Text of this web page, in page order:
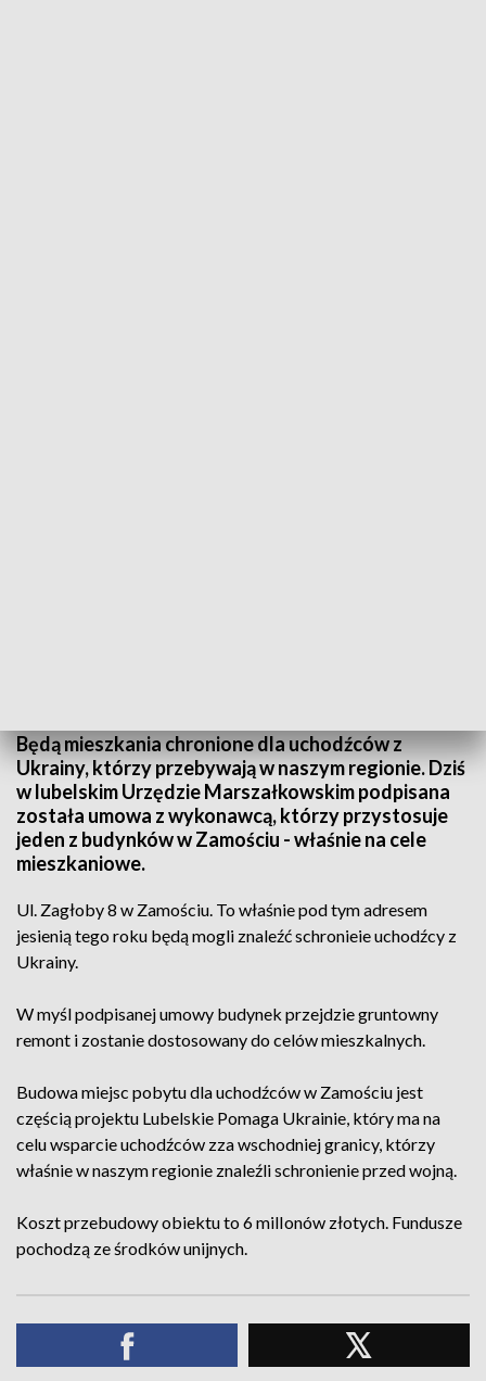
Będą mieszkania chronione dla uchodźców z
Ukrainy, którzy przebywają w naszym regionie. Dziś
w lubelskim Urzędzie Marszałkowskim podpisana
została umowa z wykonawcą, którzy przystosuje
jeden z budynków w Zamościu - właśnie na cele
mieszkaniowe.
Ul. Zagłoby 8 w Zamościu. To właśnie pod tym adresem
jesienią tego roku będą mogli znaleźć schronieie uchodźcy z
Ukrainy.
W myśl podpisanej umowy budynek przejdzie gruntowny
remont i zostanie dostosowany do celów mieszkalnych.
Budowa miejsc pobytu dla uchodźców w Zamościu jest
częścią projektu Lubelskie Pomaga Ukrainie, który ma na
celu wsparcie uchodźców zza wschodniej granicy, którzy
właśnie w naszym regionie znaleźli schronienie przed wojną.
Koszt przebudowy obiektu to 6 milIonów złotych. Fundusze
pochodzą ze środków unijnych.